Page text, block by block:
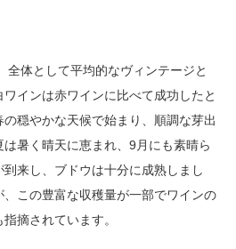
全体として平均的なヴィンテージと
インは赤ワインに比べて成功したと
穏やかな天候で始まり、順調な芽出
暑く晴天に恵まれ、9月にも素晴ら
来し、ブドウは十分に成熟しまし
この豊富な収穫量が一部でワインの
摘されています。